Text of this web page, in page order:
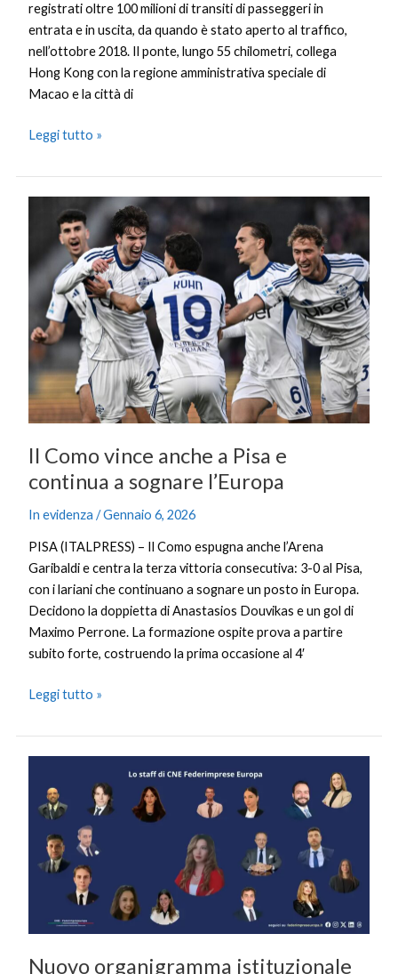
registrati oltre 100 milioni di transiti di passeggeri in
entrata e in uscita, da quando è stato aperto al traffico,
nell’ottobre 2018. Il ponte, lungo 55 chilometri, collega
Hong Kong con la regione amministrativa speciale di
Macao e la città di
Leggi tutto »
Il Como vince anche a Pisa e
continua a sognare l’Europa
In evidenza /Gennaio 6, 2026
PISA (ITALPRESS) – Il Como espugna anche l’Arena
Garibaldi e centra la terza vittoria consecutiva: 3-0 al Pisa,
con i lariani che continuano a sognare un posto in Europa.
Decidono la doppietta di Anastasios Douvikas e un gol di
Maximo Perrone. La formazione ospite prova a partire
subito forte, costruendo la prima occasione al 4′
Como
vince
anche
Pisa
e
a
sognare
l’Europa
Leggi tutto »
Nuovo organigramma istituzionale
organigramma
istituzionale
CNE-
Federimpreseuropa,
governance